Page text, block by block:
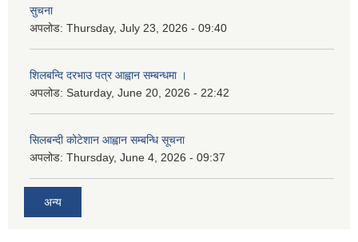
सुचना
अपलोड: Thursday, July 23, 2026 - 09:40
शिलबन्दि दरभाउ पत्र आह्वान सम्बन्धमा ।
अपलोड: Saturday, June 20, 2026 - 22:42
सिलबन्दी कोटेशान आह्वान सम्बन्धि सूचना
अपलोड: Thursday, June 4, 2026 - 09:37
अन्य